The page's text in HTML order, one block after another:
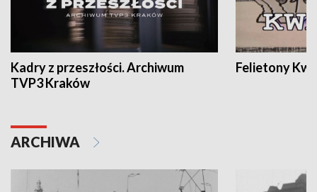
Kadry z przeszłości. Archiwum
TVP3 Kraków
Felietony
ARCHIWA